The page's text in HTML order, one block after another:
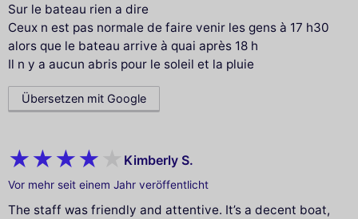
Sur le bateau rien a dire
Ceux n est pas normale de faire venir les gens à 17 h30
alors que le bateau arrive à quai après 18 h
Il n y a aucun abris pour le soleil et la pluie
Übersetzen mit Google
Kimberly S.
Vor mehr seit einem Jahr veröffentlicht
The staff was friendly and attentive. It’s a decent boat,